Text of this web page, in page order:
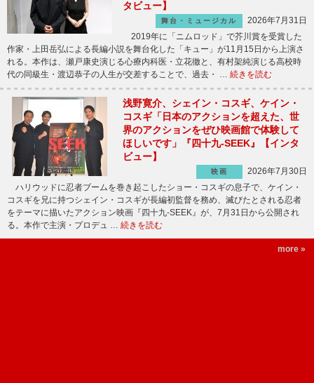
タビュー】
舞台・ミュージカル
2026年7月31日
2019年に「ニムロッド」で芥川賞を受賞した
作家・上田岳弘による長編小説を舞台化した「キュー」が11月15日から上演さ
れる。本作は、瀬戸康史演じる心療内科医・立花徹と、有村架純演じる高校時
代の同級生・渡辺恭子の人生が交差することで、過去・ … 続きを読む
浅野寛介、シェイン・コスギ、ケイン・
コスギ「日本のアクションを超えた、世
界のアクションをぜひ映画館で体験して
ほしいです」『四十九-SEEK』【インタ
ビュー】
映画
2026年7月30日
ハリウッドに忍者ブームを巻き起こしたショー・コスギの息子で、ケイン・
コスギを兄に持つシェイン・コスギが長編初監督を務め、滅びたとされる忍者
をテーマに描いたアクション映画『四十九-SEEK』が、7月31日から公開され
る。本作で主演・プロデュ … 続きを読む
more »